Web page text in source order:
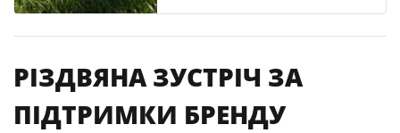
РІЗДВЯНА ЗУСТРІЧ ЗА
ПІДТРИМКИ БРЕНДУ